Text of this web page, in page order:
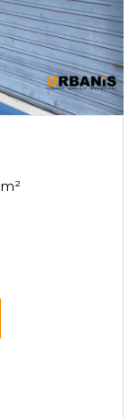
Local commercial 70 m²